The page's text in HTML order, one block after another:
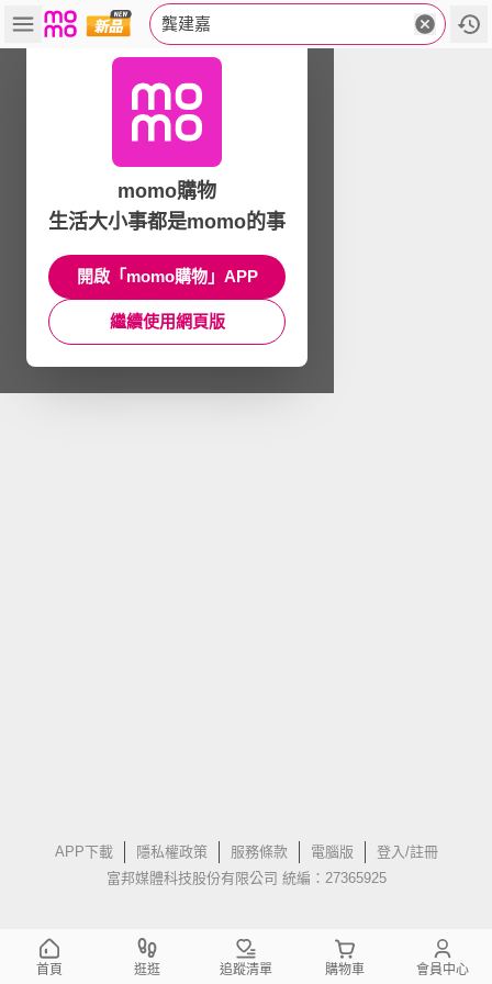
龔建嘉
APP下載 隱私權政策 服務條款 電腦版
登入/註冊
富邦媒體科技股份有限公司 統編：27365925
momo購物
生活大小事都是momo的事
開啟「momo購物」APP
繼續使用網頁版
首頁 逛逛 追蹤清單 購物車 會員中心